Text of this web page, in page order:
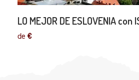
LO MEJOR DE ESLOVENIA con
de €